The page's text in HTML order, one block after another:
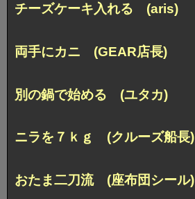
チーズケーキ入れる (aris)
両手にカニ (GEAR店長)
別の鍋で始める (ユタカ)
ニラを７ｋｇ (クルーズ船長)
おたま二刀流 (座布団シール)